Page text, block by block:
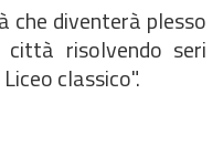
che diventerà plesso
risolvendo seri
classico".